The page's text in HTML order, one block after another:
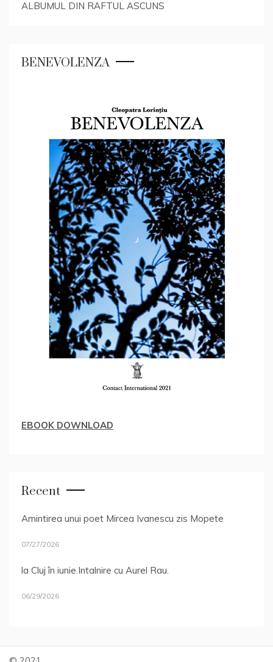
ALBUMUL DIN RAFTUL ASCUNS
BENEVOLENZA
EBOOK DOWNLOAD
Recent
Amintirea unui poet Mircea Ivanescu zis Mopete
07/27/2026
la Cluj în iunie.Intalnire cu Aurel Rau.
06/29/2026